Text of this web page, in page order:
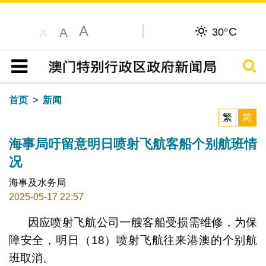
A A A 30°C
目录
搜寻
首页
新闻
繁
简
海事局吁留意明日喷射飞航客船个别航班情
况
海事及水务局
2025-05-17 22:57
因应喷射飞航公司一艘客船受损需维修，为保
障安全，明日（18）喷射飞航往来港澳的个别航
班取消。